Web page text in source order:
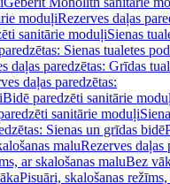
moduļiRezerves daļas
sanitārie moduļiSienas
Sienas tualetes
daļas paredzētas: Grīdas
daļas paredzētas:
Bidē paredzēti sanitārie
sanitārie moduļi
Sienas un grīdas bidē
maluRezerves daļas
ar skalošanas maluBez
Pisuāri, skalošanas